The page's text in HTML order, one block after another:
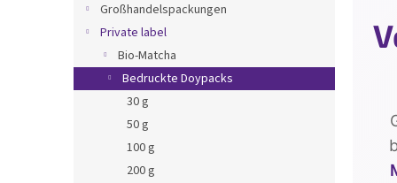
Großhandelspackungen
Private label
Bio-Matcha
Bedruckte Doypacks
30 g
50 g
100 g
200 g